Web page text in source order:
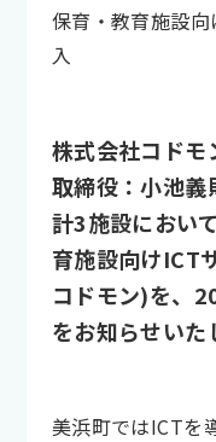
株式会社コド
取締役：小池
計3施設におい
育施設向けICT
コドモン)を、
をお知らせいた
美浜町ではICTを